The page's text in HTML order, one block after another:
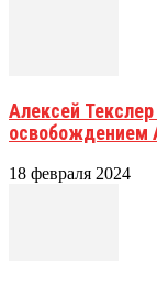
Алексей
освобождением
18 февраля 2024